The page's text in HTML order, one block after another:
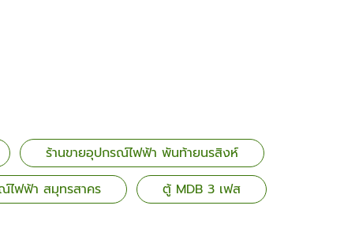
ร้านขายอุปกรณ์ไฟฟ้า พันท้ายนรสิงห์
ไฟฟ้า สมุทรสาคร
ตู้ MDB 3 เฟส